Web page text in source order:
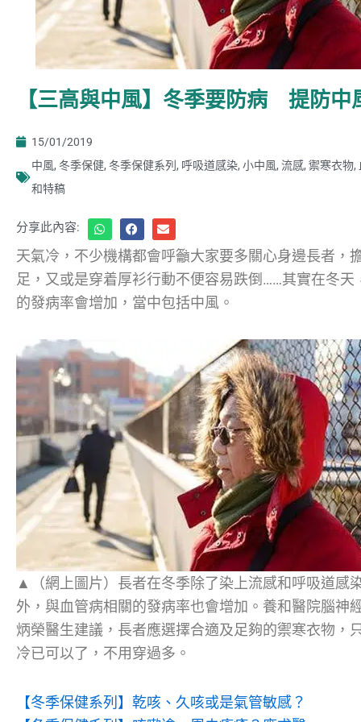
【三高與中風】冬季要防病 提防中
15/01/2019
中風, 冬季保健, 冬季保健系列 , 呼吸道感染, 小中風, 流感, 禦寒衣物,
和特稿
分享此內容:
天氣冷，不少機構都會呼籲大家要多關心身邊長者，
足，又或是穿着厚衫行動不便容易跌倒……其實在冬天
的發病率會增加，當中包括中風。
▲（網上圖片）長者在冬季除了染上流感和呼吸道感
外，與血管病相關的發病率也會增加。養和醫院腦神
炳榮醫生建議，長者應選擇合適及足夠的禦寒衣物，
冷已可以了，不用穿過多。
【冬季保健系列】乾咳、久咳或是氣管敏感？